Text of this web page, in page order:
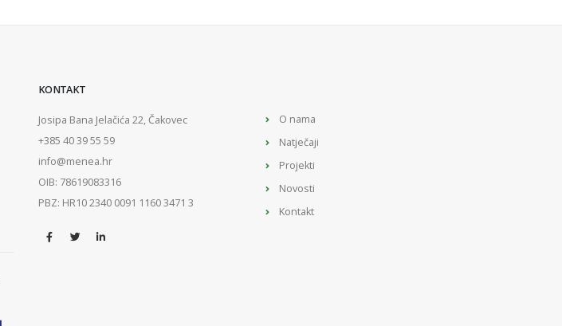
KONTAKT
Josipa Bana Jelačića 22, Čakovec
+385 40 39 55 59
info@menea.hr
OIB: 78619083316
PBZ: HR10 2340 0091 1160 3471 3
O nama
Natječaji
Projekti
Novosti
Kontakt